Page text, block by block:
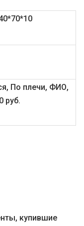
По плечи, ФИО,
руб.
купившие